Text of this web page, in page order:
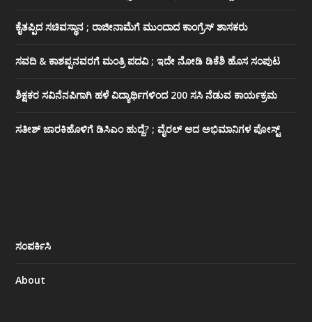
ಕೈತಪ್ಪಿದ ಸಚಿವಸ್ಥಾನ ; ರಾಜೀನಾಮೆಗೆ ಮುಂದಾದ ಕಾಂಗ್ರೆಸ್ ‌ಶಾಸಕರು
ಸವದಿ & ಕಾಶಪ್ಪನವರಗೆ ಮಂತ್ರಿ ಪದವಿ ; ಇದೇ ನೋಡಿ‌ ಡಿಕೆಶಿ ಹೊಸ ಸಂಪುಟ
ಶಿಕ್ಷಕರ ಸವಿನೆನಪಿಗಾಗಿ ಹಳೆ ವಿದ್ಯಾರ್ಥಿಗಳಿಂದ 200 ಸಸಿ ನೆಡುವ ಕಾರ್ಯಕ್ರಮ
ಸತೀಶ್ ಜಾರಕಿಹೊಳಿಗೆ ಡಿಸಿಎಂ ಹುದ್ದೆ? ; ವೈರಲ್ ಆದ ಅಭಿಮಾನಿಗಳ ಪೋಸ್ಟ್
ಸಂಪರ್ಕಿಸಿ
About